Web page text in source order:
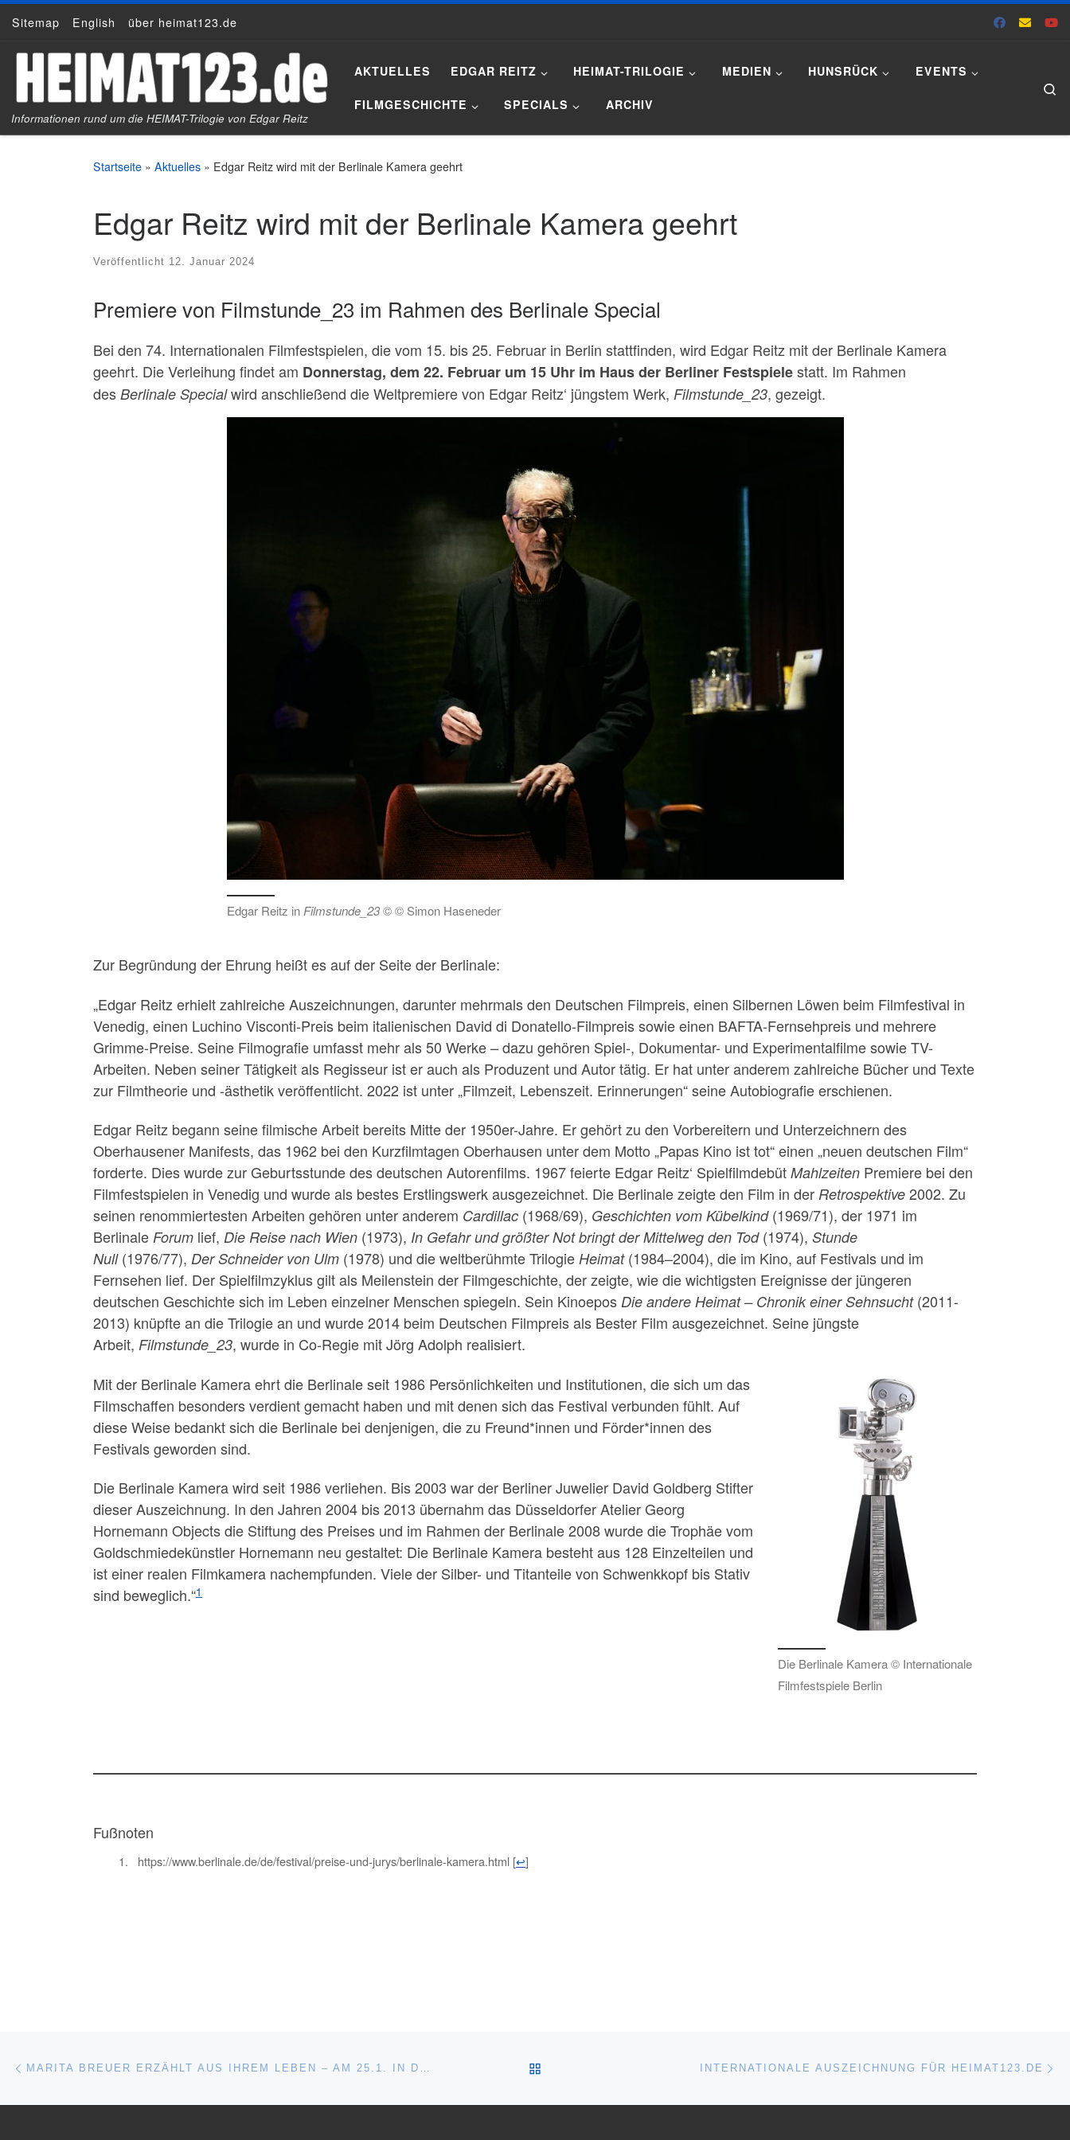
Zum Inhalt springen
Sitemap English über heimat123.de
Informationen rund um die HEIMAT-Trilogie von Edgar Reitz
AKTUELLES EDGAR REITZ HEIMAT-TRILOGIE MEDIEN HUNSRÜCK EVENTS
FILMGESCHICHTE SPECIALS ARCHIV
Startseite » Aktuelles » Edgar Reitz wird mit der Berlinale Kamera geehrt
Edgar Reitz wird mit der Berlinale Kamera geehrt
Veröffentlicht 12. Januar 2024
Premiere von Filmstunde_23 im Rahmen des Berlinale Special
Bei den 74. Internationalen Filmfestspielen, die vom 15. bis 25. Februar in Berlin stattfinden, wird Edgar Reitz mit der Berlinale Kamera
geehrt. Die Verleihung findet am Donnerstag, dem 22. Februar um 15 Uhr im Haus der Berliner Festspielestatt. Im Rahmen
des Berlinale Specialwird anschließend die Weltpremiere von Edgar Reitz‘ jüngstem Werk, Filmstunde_23, gezeigt.
Edgar Reitz in Filmstunde_23© © Simon Haseneder
Zur Begründung der Ehrung heißt es auf der Seite der Berlinale:
„Edgar Reitz erhielt zahlreiche Auszeichnungen, darunter mehrmals den Deutschen Filmpreis, einen Silbernen Löwen beim Filmfestival in
Venedig, einen Luchino Visconti-Preis beim italienischen David di Donatello-Filmpreis sowie einen BAFTA-Fernsehpreis und mehrere
Grimme-Preise. Seine Filmografie umfasst mehr als 50 Werke – dazu gehören Spiel-, Dokumentar- und Experimentalfilme sowie TV-
Arbeiten. Neben seiner Tätigkeit als Regisseur ist er auch als Produzent und Autor tätig. Er hat unter anderem zahlreiche Bücher und Texte
zur Filmtheorie und -ästhetik veröffentlicht. 2022 ist unter „Filmzeit, Lebenszeit. Erinnerungen“ seine Autobiografie erschienen.
Edgar Reitz begann seine filmische Arbeit bereits Mitte der 1950er-Jahre. Er gehört zu den Vorbereitern und Unterzeichnern des
Oberhausener Manifests, das 1962 bei den Kurzfilmtagen Oberhausen unter dem Motto „Papas Kino ist tot“ einen „neuen deutschen Film“
forderte. Dies wurde zur Geburtsstunde des deutschen Autorenfilms. 1967 feierte Edgar Reitz‘ Spielfilmdebüt Mahlzeiten Premiere bei den
Filmfestspielen in Venedig und wurde als bestes Erstlingswerk ausgezeichnet. Die Berlinale zeigte den Film in der Retrospektive 2002. Zu
seinen renommiertesten Arbeiten gehören unter anderem Cardillac (1968/69), Geschichten vom Kübelkind(1969/71), der 1971 im
Berlinale Forum lief, Die Reise nach Wien (1973), In Gefahr und größter Not bringt der Mittelweg den Tod(1974), Stunde
Null(1976/77), Der Schneider von Ulm (1978) und die weltberühmte Trilogie Heimat(1984–2004), die im Kino, auf Festivals und im
Fernsehen lief. Der Spielfilmzyklus gilt als Meilenstein der Filmgeschichte, der zeigte, wie die wichtigsten Ereignisse der jüngeren
deutschen Geschichte sich im Leben einzelner Menschen spiegeln. Sein Kinoepos Die andere Heimat – Chronik einer Sehnsucht(2011-
2013) knüpfte an die Trilogie an und wurde 2014 beim Deutschen Filmpreis als Bester Film ausgezeichnet. Seine jüngste
Arbeit, Filmstunde_23, wurde in Co-Regie mit Jörg Adolph realisiert.
Die Berlinale Kamera © Internationale
Filmfestspiele Berlin
Mit der Berlinale Kamera ehrt die Berlinale seit 1986 Persönlichkeiten und Institutionen, die sich um das
Filmschaffen besonders verdient gemacht haben und mit denen sich das Festival verbunden fühlt. Auf
diese Weise bedankt sich die Berlinale bei denjenigen, die zu Freund*innen und Förder*innen des
Festivals geworden sind.
Die Berlinale Kamera wird seit 1986 verliehen. Bis 2003 war der Berliner Juwelier David Goldberg Stifter
dieser Auszeichnung. In den Jahren 2004 bis 2013 übernahm das Düsseldorfer Atelier Georg
Hornemann Objects die Stiftung des Preises und im Rahmen der Berlinale 2008 wurde die Trophäe vom
Goldschmiedekünstler Hornemann neu gestaltet: Die Berlinale Kamera besteht aus 128 Einzelteilen und
ist einer realen Filmkamera nachempfunden. Viele der Silber- und Titanteile von Schwenkkopf bis Stativ
sind beweglich.“1
Fußnoten
https://www.berlinale.de/de/festival/preise-und-jurys/berlinale-kamera.html [↩]
Beitragsnavigation MARITA BREUER ERZÄHLT AUS IHREM LEBEN – AM 25.1. IN DÜREN ZURÜCK ZUR BEITRAGSLISTEINTERNATIONALE AUSZEICHNUNG FÜR HEIMAT123.DE